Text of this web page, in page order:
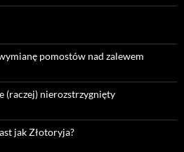
pomostów nad zalewem
(raczej) nierozstrzygnięty
jak Złotoryja?